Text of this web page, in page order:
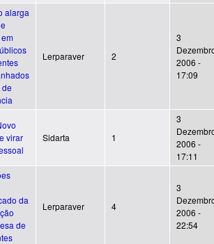
alarga
Lerparaver 2
3
2006 -
17:09
virar
Sidarta 1
3
2006 -
17:11
da
de
Lerparaver 4
3
2006 -
22:54